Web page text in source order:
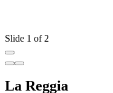
Slide 1 of 2
La Reggia